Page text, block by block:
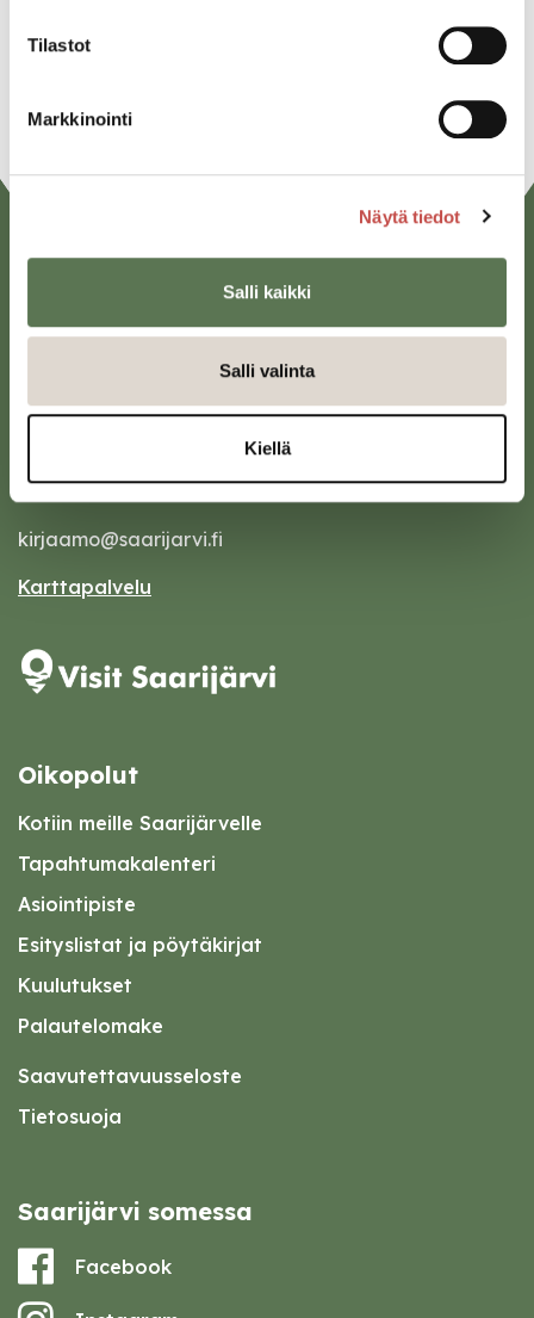
Tilastot
Markkinointi
Näytä tiedot
Salli kaikki
Salli valinta
Kiellä
43100 Saarijärvi
kirjaamo@saarijarvi.fi
Karttapalvelu
Oikopolut
Kotiin meille Saarijärvelle
Tapahtumakalenteri
Asiointipiste
Esityslistat ja pöytäkirjat
Kuulutukset
Palautelomake
Saavutettavuusseloste
Tietosuoja
Saarijärvi somessa
Facebook